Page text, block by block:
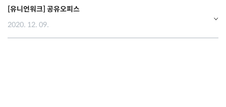
[유니언워크] 공유오피스
2020. 12. 09.